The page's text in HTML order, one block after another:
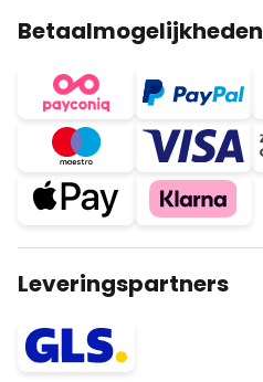
Betaalmogelijkheden
Leveringspartners